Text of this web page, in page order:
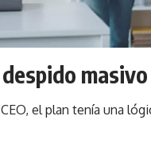
masivo
el plan tenía una